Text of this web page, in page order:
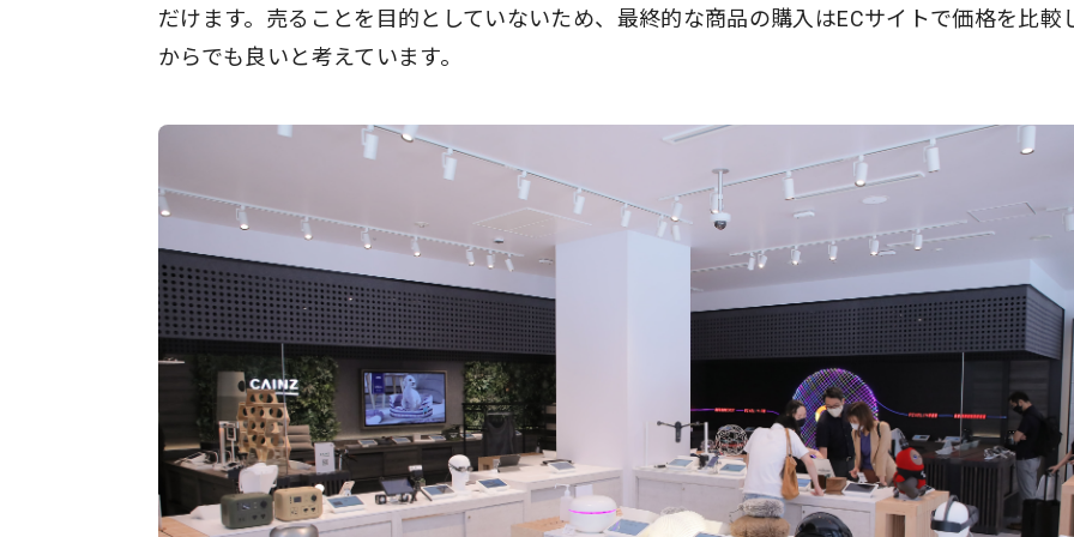
だけます。売ることを目的としていないため、最終的な商品の購入はECサイトで価格を比較
からでも良いと考えています。